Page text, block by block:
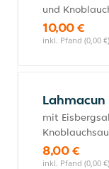
und
10,00 €
inkl. Pfand (0,00 €)
mit
8,00 €
inkl. Pfand (0,00 €)